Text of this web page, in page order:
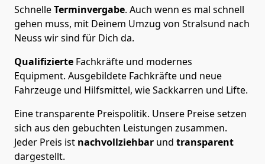
SchnelleTerminvergabe. Auch wenn es mal schnell
gehen muss, mit Deinem Umzug von Stralsund nach
Neuss wir sind für Dich da.
Qualifizierte Fachkräfte und modernes
Equipment. Ausgebildete Fachkräfte und neue
Fahrzeuge und Hilfsmittel, wie Sackkarren und Lifte.
Eine transparente Preispolitik. Unsere Preise setzen
sich aus den gebuchten Leistungen zusammen.
Jeder Preis ist nachvollziehbar und transparent
dargestellt.